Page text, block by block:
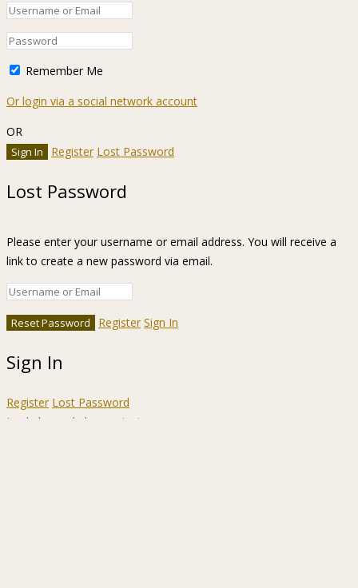
Remember Me
Or login via a social network account
OR
Register Lost Password
Lost Password
Please enter your username or email address. You will receive a
link to create a new password via email.
Register Sign In
Sign In
Register Lost Password
Ir a la barra de herramientas